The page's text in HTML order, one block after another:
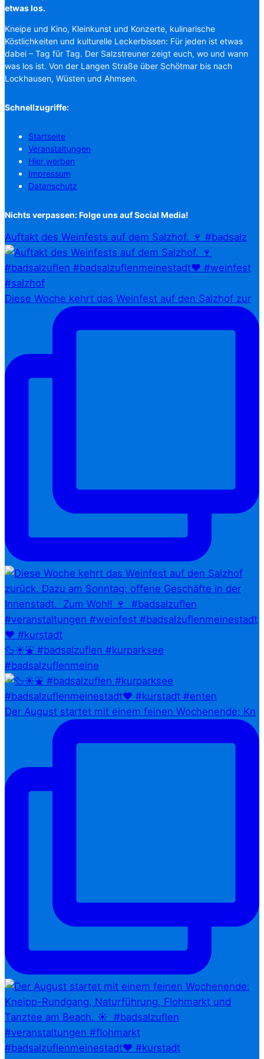
etwas los.
Kneipe und Kino, Kleinkunst und Konzerte, kulinarische
Köstlichkeiten und kulturelle Leckerbissen: Für jeden ist etwas
dabei – Tag für Tag. Der Salzstreuner zeigt euch, wo und wann
was los ist. Von der Langen Straße über Schötmar bis nach
Lockhausen, Wüsten und Ahmsen.
Schnellzugriffe:
Startseite
Veranstaltungen
Hier werben
Impressum
Datenschutz
Nichts verpassen: Folge uns auf Social Media!
Auftakt des Weinfests auf dem Salzhof. 🍷 #badsalz
Diese Woche kehrt das Weinfest auf den Salzhof zur
🦆☀️⛲ #badsalzuflen #kurparksee
#badsalzuflenmeine
Der August startet mit einem feinen Wochenende: Kn